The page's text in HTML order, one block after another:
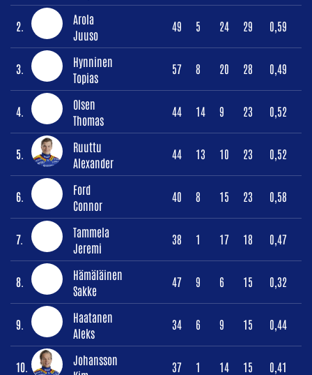
2.
Arola
Juuso
49 5 24 29 0,59
3.
Hynninen
Topias
57 8 20 28 0,49
4.
Olsen
Thomas
44 14 9 23 0,52
5.
Ruuttu
Alexander
44 13 10 23 0,52
6.
Ford
Connor
40 8 15 23 0,58
7.
Tammela
Jeremi
38 1 17 18 0,47
8.
Hämäläinen
Sakke
47 9 6 15 0,32
9.
Haatanen
Aleks
34 6 9 15 0,44
10.
Johansson
37 1 14 15 0,41